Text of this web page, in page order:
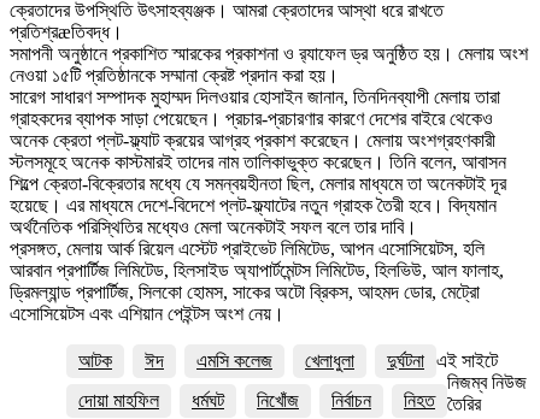
ক্রেতাদের উপস্থিতি উৎসাহব্যঞ্জক। আমরা ক্রেতাদের আস্থা ধরে রাখতে
প্রতিশ্রæতিবদ্ধ।
সমাপনী অনুষ্ঠানে প্রকাশিত স্মারকের প্রকাশনা ও র‌্যাফেল ড্র অনুষ্ঠিত হয়। মেলায় অংশ
নেওয়া ১৫টি প্রতিষ্ঠানকে সম্মানা ক্রেষ্ট প্রদান করা হয়।
সারেগ সাধারণ সম্পাদক মুহাম্মদ দিলওয়ার হোসাইন জানান, তিনদিনব্যাপী মেলায় তারা
গ্রাহকদের ব্যাপক সাড়া পেয়েছেন। প্রচার-প্রচারণার কারণে দেশের বাইরে থেকেও
অনেক ক্রেতা প্লট-ফ্ল্যাট ক্রয়ের আগ্রহ প্রকাশ করেছেন। মেলায় অংশগ্রহণকারী
স্টলসমূহে অনেক কাস্টমারই তাদের নাম তালিকাভুক্ত করেছেন। তিনি বলেন, আবাসন
শিল্পে ক্রেতা-বিক্রেতার মধ্যে যে সমন্বয়হীনতা ছিল, মেলার মাধ্যমে তা অনেকটাই দূর
হয়েছে। এর মাধ্যমে দেশে-বিদেশে প্লট-ফ্ল্যাটের নতুন গ্রাহক তৈরী হবে। বিদ্যমান
অর্থনৈতিক পরিস্থিতির মধ্যেও মেলা অনেকটাই সফল বলে তার দাবি।
প্রসঙ্গত, মেলায় আর্ক রিয়েল এস্টেট প্রাইভেট লিমিটেড, আপন এসোসিয়েটস, হলি
আরবান প্রপার্টিজ লিমিটেড, হিলসাইড অ্যাপার্টমেন্টস লিমিটেড, হিলভিউ, আল ফালাহ,
ড্রিমল্যান্ড প্রপার্টিজ, সিলকো হোমস, সাকের অটো ব্রিকস, আহমদ ডোর, মেট্রো
এসোসিয়েটস এবং এশিয়ান পেইন্টস অংশ নেয়।
আটক ঈদ এমসি কলেজ খেলাধুলা
দুর্ঘটনা
দোয়া মাহফিল
ধর্মঘট নিখোঁজ নির্বাচন
নিহত
এই সাইটে
নিজম্ব নিউজ
তৈরির